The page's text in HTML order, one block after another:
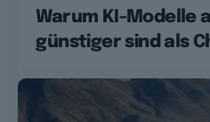
Warum KI-Modelle
günstiger sind als